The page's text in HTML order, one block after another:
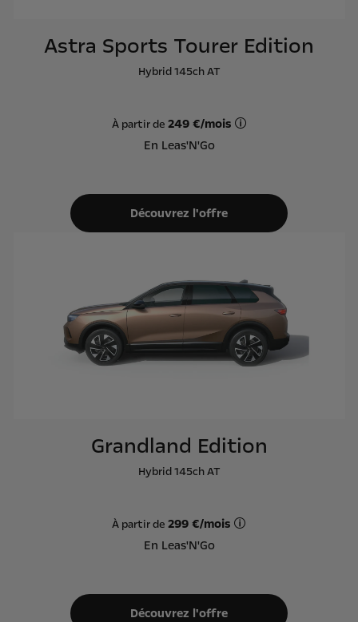
Astra Sports Tourer Edition
Hybrid 145ch AT
À partir de 249 €/mois
En Leas'N'Go
Découvrez l'offre
Grandland Edition
Hybrid 145ch AT
À partir de 299 €/mois
En Leas'N'Go
Découvrez l'offre